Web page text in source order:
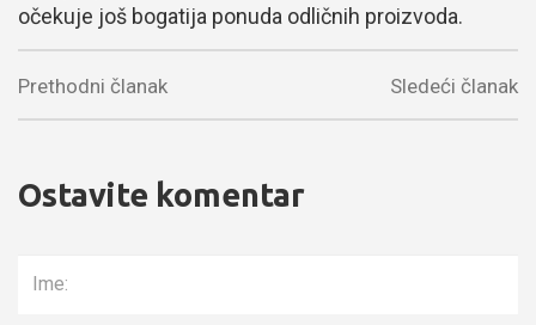
očekuje još bogatija ponuda odličnih proizvoda.
Sledeći članak
Prethodni članak
Ostavite komentar